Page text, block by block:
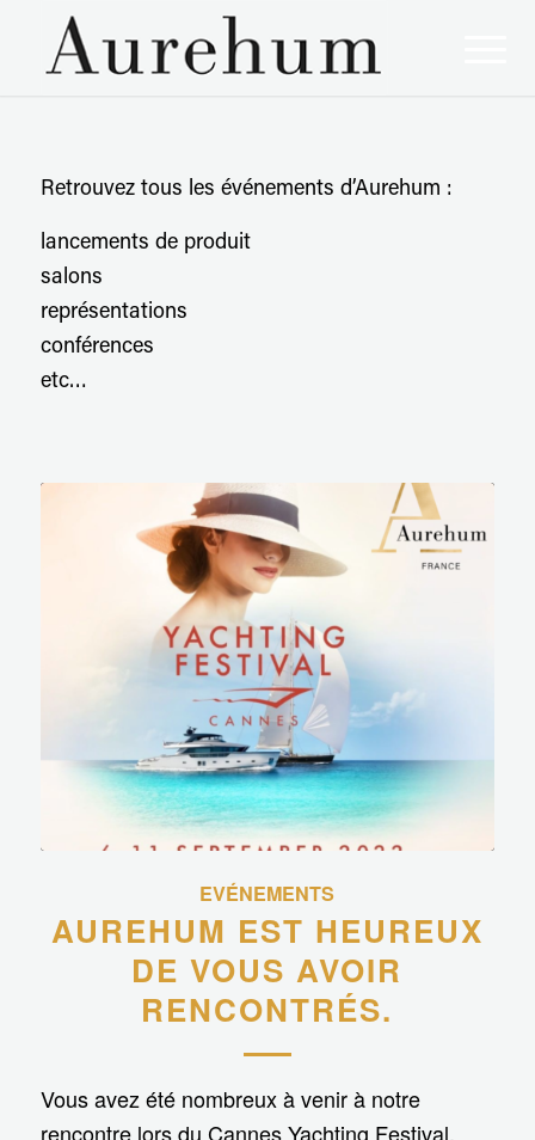
Retrouvez tous les événements d’Aurehum :
lancements de produit
salons
représentations
conférences
etc…
EVÉNEMENTS
AUREHUM EST HEUREUX
DE VOUS AVOIR
RENCONTRÉS.
Vous avez été nombreux à venir à notre
rencontre lors du Cannes Yachting Festival.